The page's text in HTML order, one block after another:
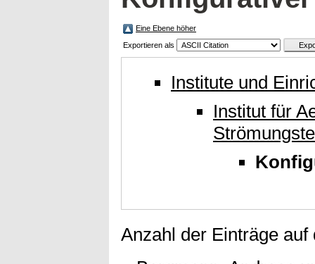
Eine Ebene höher
Exportieren als
Institute und
Institut für
Anzahl der Einträge